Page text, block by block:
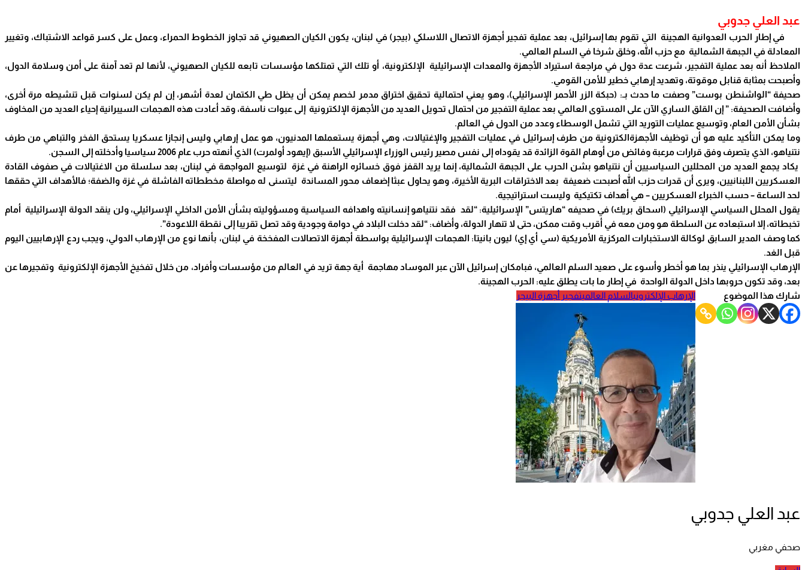
عبد العلي جدوبي
في إطار الحرب العدوانية الهجينة التي تقوم بها إسرائيل، بعد عملية تفجير أجهزة الاتصال اللاسلكي (بيجر) في لبنان، يكون الكيان الصهيوني قد تجاوز الخطوط الحمراء، وعمل على كسر قواعد الاشتباك، وتغيير
المعادلة في الجبهة الشمالية مع حزب الله، وخلق شرخا في السلم العالمي.
الملاحظ أنه بعد عملية التفجير، شرعت عدة دول في مراجعة استيراد الأجهزة والمعدات الإسرائيلية الإلكترونية، أو تلك التي تمتلكها مؤسسات تابعه للكيان الصهيوني، لأنها لم تعد آمنة على أمن وسلامة الدول،
وأصبحت بمثابة قنابل موقوتة، وتهديد إرهابي خطير للأمن القومي.
صحيفة “الواشنطن بوست” وصفت ما حدث بـ: (حبكة الزر الأحمر الإسرائيلي)، وهو يعني احتمالية تحقيق اختراق مدمر لخصم يمكن أن يظل طي الكتمان لعدة أشهر، إن لم يكن لسنوات قبل تنشيطه مرة أخرى،
وأضافت الصحيفة: ” إن القلق الساري الآن على المستوى العالمي بعد عملية التفجير من احتمال تحويل العديد من الأجهزة الإلكترونية إلى عبوات ناسفة، وقد أعادت هذه الهجمات السيبرانية إحياء العديد من المخاوف
بشأن الأمن العام، وتوسيع عمليات التوريد التي تشمل الوسطاء وعدد من الدول في العالم.
وما يمكن التأكيد عليه هو أن توظيف الأجهزةالكترونية من طرف إسرائيل في عمليات التفجير والإغتيالات، وهي أجهزة يستعملها المدنيون، هو عمل إرهابي وليس إنجازا عسكريا يستحق الفخر والتباهي من طرف
نتنياهو، الذي يتصرف وفق قرارات مرعبة وفائض من أوهام القوة الزائدة قد يقوداه إلى نفس مصير رئيس الوزراء الإسرائيلي الأسبق (إيهود أولمرت) الذي أنهته حرب عام 2006 سياسيا وأدخلته إلى السجن.
يكاد يجمع العديد من المحللين السياسيين أن نتنياهو بشن الحرب على الجبهة الشمالية، إنما يريد القفز فوق خسائره الراهنة في غزة لتوسيع المواجهة في لبنان، بعد سلسلة من الاغتيالات في صفوف القادة
العسكريين اللبنانيين، ويرى أن قدرات حزب الله أصبحت ضعيفة بعد الاختراقات البرية الأخيرة، وهو يحاول عبثا إضعاف محور المساندة ليتسنى له مواصلة مخططاته الفاشلة في غزة والضفة؛ فالأهداف التي حققها
لحد الساعة – حسب الخبراء العسكريين – هي أهداف تكتيكية وليست استراتيجية.
يقول المحلل السياسي الإسرائيلي (اسحاق بريك) في صحيفه “هاريتس” الإسرائيلية: “لقد فقد نتنياهو إنسانيته واهدافه السياسية ومسؤوليته بشأن الأمن الداخلي الإسرائيلي، ولن ينقد الدولة الإسرائيلية أمام
تخبطاته، إلا استبعاده عن السلطة هو ومن معه في أقرب وقت ممكن، حتى لا تنهار الدولة، وأضاف: “لقد دخلت البلاد في دوامة وجودية وقد تصل تقريبا إلى نقطة اللاعودة”.
كما وصف المدير السابق لوكالة الاستخبارات المركزية الأمريكية (سي أي إي) ليون بانيتا: الهجمات الإسرائيلية بواسطة أجهزة الاتصالات المفخخة في لبنان، بأنها نوع من الإرهاب الدولي، ويجب ردع الإرهابيين اليوم
قبل الغد.
الإرهاب الإسرائيلي ينذر بما هو أخطر وأسوء على صعيد السلم العالمي، فبامكان إسرائيل الآن عبر الموساد مهاجمة أية جهة تريد في العالم من مؤسسات وأفراد، من خلال تفخيخ الأجهزة الإلكترونية وتفجيرها عن
بعد، وقد تكون حروبها داخل الدولة الواحدة في إطار ما بات يطلق عليه: الحرب الهجينة.
شارك هذا الموضوع
الإرهاب الإلكترونيالسلام العالميتفجير أجهزة البيجر
عبد العلي جدوبي
صحفي مغربي